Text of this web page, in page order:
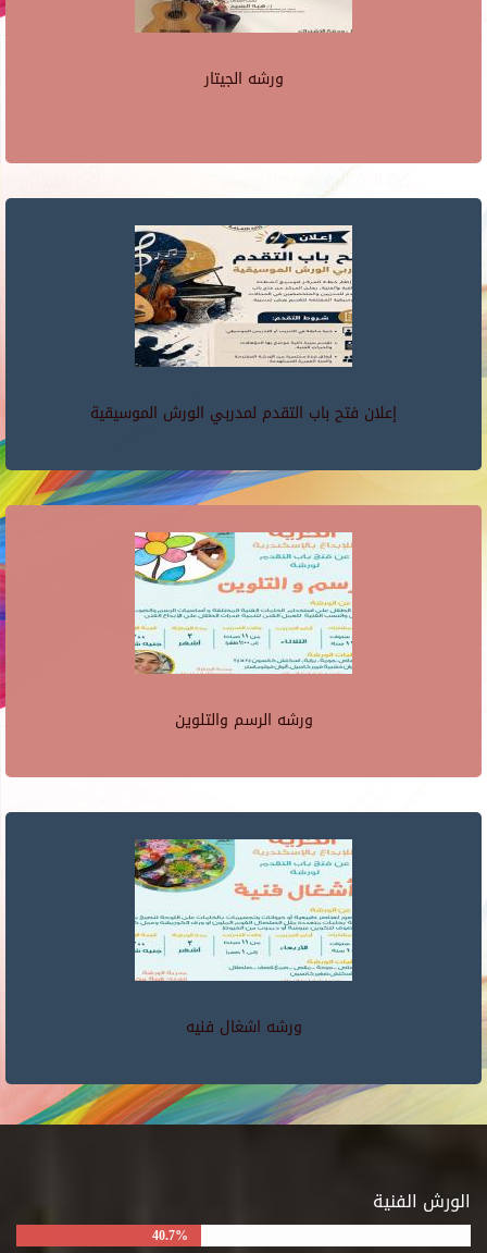
ورشه الجيتار
إعلان فتح باب التقدم لمدربي الورش الموسيقية
ورشه الرسم والتلوين
ورشه اشغال فنيه
الورش الفنية
40.7%